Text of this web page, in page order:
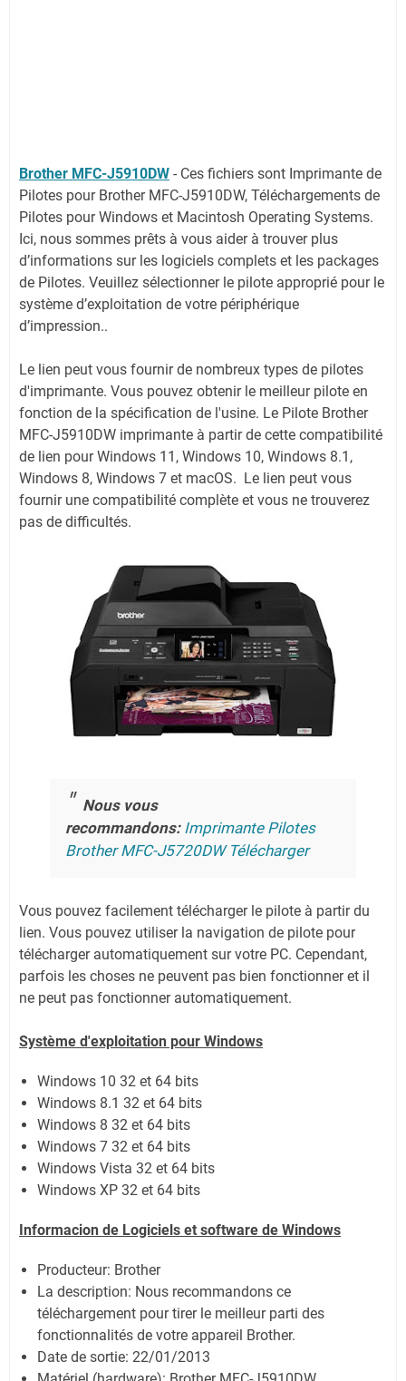
Brother MFC-J5910DW - Ces fichiers sont Imprimante de
Pilotes pour Brother MFC-J5910DW, Téléchargements de
Pilotes pour Windows et Macintosh Operating Systems.
Ici, nous sommes prêts à vous aider à trouver plus
d’informations sur les logiciels complets et les packages
de Pilotes. Veuillez sélectionner le pilote approprié pour le
système d’exploitation de votre périphérique
d’impression..
Le lien peut vous fournir de nombreux types de pilotes
d'imprimante. Vous pouvez obtenir le meilleur pilote en
fonction de la spécification de l'usine. Le Pilote Brother
MFC-J5910DW imprimante à partir de cette compatibilité
de lien pour Windows 11, Windows 10, Windows 8.1,
Windows 8, Windows 7 et macOS. Le lien peut vous
fournir une compatibilité complète et vous ne trouverez
pas de difficultés.
Nous vous
recommandons: Imprimante Pilotes
Brother MFC-J5720DW Télécharger
Vous pouvez facilement télécharger le pilote à partir du
lien. Vous pouvez utiliser la navigation de pilote pour
télécharger automatiquement sur votre PC. Cependant,
parfois les choses ne peuvent pas bien fonctionner et il
ne peut pas fonctionner automatiquement.
Système d'exploitation pour Windows
Windows 10 32 et 64 bits
Windows 8.1 32 et 64 bits
Windows 8 32 et 64 bits
Windows 7 32 et 64 bits
Windows Vista 32 et 64 bits
Windows XP 32 et 64 bits
Informacion de Logiciels et software de Windows
Producteur: Brother
La description: Nous recommandons ce
téléchargement pour tirer le meilleur parti des
fonctionnalités de votre appareil Brother.
Date de sortie: 22/01/2013